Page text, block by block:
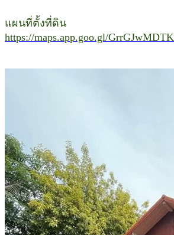
แผนที่ตั้งที่ดิน
https://maps.app.goo.gl/